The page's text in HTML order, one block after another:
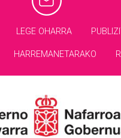
LEGE OHARRA
HARREMANETARAKO